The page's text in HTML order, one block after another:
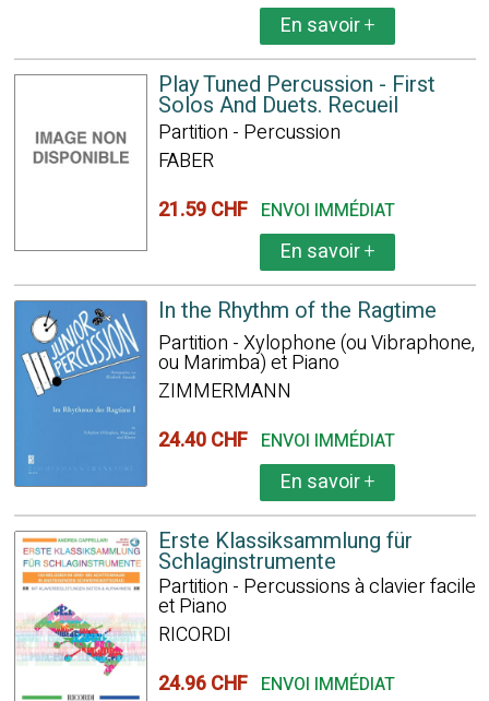
En savoir+
Play Tuned Percussion - First
Solos And Duets. Recueil
Partition - Percussion
FABER
21.59 CHF ENVOI IMMÉDIAT
En savoir+
In the Rhythm of the Ragtime
Partition - Xylophone (ou Vibraphone,
ou Marimba) et Piano
ZIMMERMANN
24.40 CHF ENVOI IMMÉDIAT
En savoir+
Erste Klassiksammlung für
Schlaginstrumente
Partition - Percussions à clavier facile
et Piano
RICORDI
24.96 CHF ENVOI IMMÉDIAT